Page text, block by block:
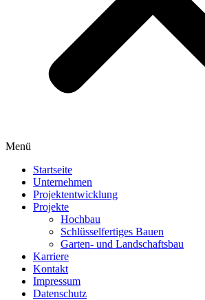
Menü
Startseite
Unternehmen
Projektentwicklung
Projekte
Hochbau
Schlüsselfertiges Bauen
Garten- und Landschaftsbau
Karriere
Kontakt
Impressum
Datenschutz